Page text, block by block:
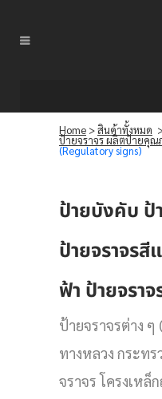
Home >สินค้าทั้งหมด
ป้ายจราจร ผลิตป้ายคุณ
(Regulatory signs)
ป้ายบังคับ ป้
ป้ายจราจรสี
ฟ้า ป้ายจราจ
ป้ายจราจรต่าง
ทางหลวง กระท
จราจร โครงเหล็